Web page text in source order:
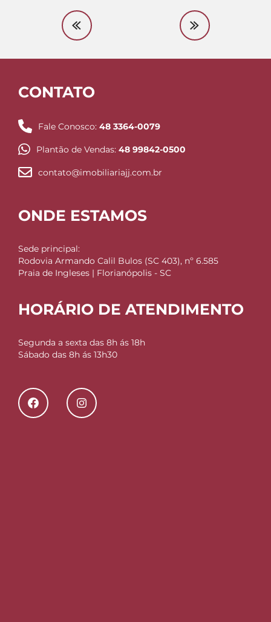
CONTATO
Fale Conosco: 48 3364-0079
Plantão de Vendas: 48 99842-0500
contato@imobiliariajj.com.br
ONDE ESTAMOS
Sede principal:
Rodovia Armando Calil Bulos (SC 403), nº 6.585
Praia de Ingleses | Florianópolis - SC
HORÁRIO DE ATENDIMENTO
Segunda a sexta das 8h ás 18h
Sábado das 8h ás 13h30